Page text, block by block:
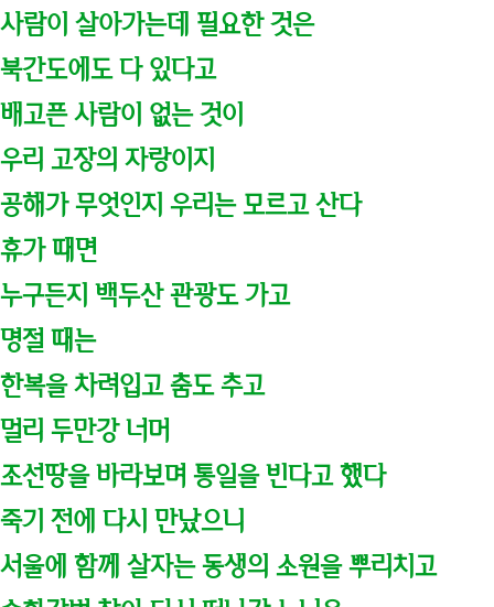
사람이 살아가는데 필요한 것은
북간도에도 다 있다고
배고픈 사람이 없는 것이
우리 고장의 자랑이지
공해가 무엇인지 우리는 모르고 산다
휴가 때면
누구든지 백두산 관광도 가고
명절 때는
한복을 차려입고 춤도 추고
멀리 두만강 너머
조선땅을 바라보며 통일을 빈다고 했다
죽기 전에 다시 만났으니
서울에 함께 살자는 동생의 소원을 뿌리치고